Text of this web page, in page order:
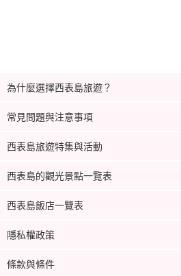
為什麼選擇西表島旅遊？
常見問題與注意事項
西表島旅遊特集與活動
西表島的觀光景點一覽表
西表島飯店一覽表
隱私權政策
條款與條件